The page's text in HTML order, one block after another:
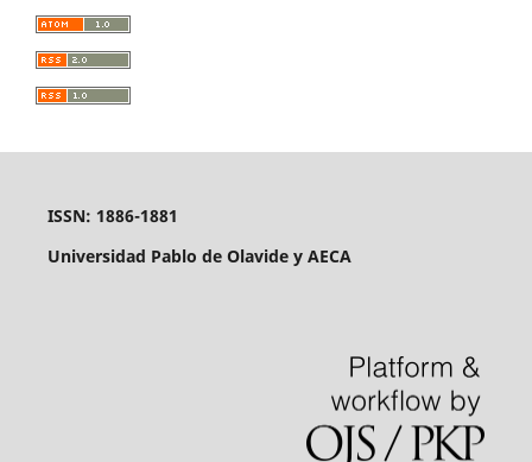
ISSN: 1886-1881
Universidad Pablo de Olavide y AECA